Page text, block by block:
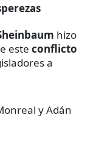
hizo
este conflicto
a
y Adán